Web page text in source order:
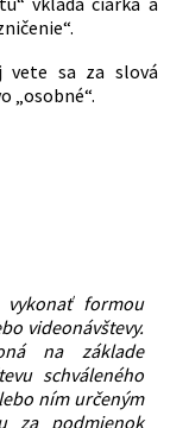
vete sa za slová
„osobné“.
vykonať formou
videonávštevy.
na základe
schváleného
ním určeným
za podmienok